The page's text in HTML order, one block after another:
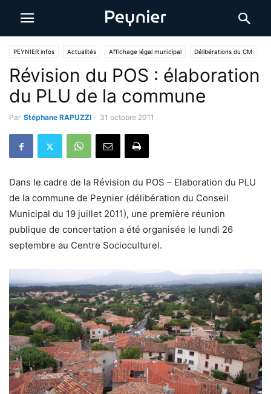
PEYNIER infos Actualités Affichage légal municipal Délibérations du CM
Révision du POS : élaboration
du PLU de la commune
Par Stéphane RAPUZZI - 31 octobre 2011
Dans le cadre de la Révision du POS – Elaboration du PLU
de la commune de Peynier (délibération du Conseil
Municipal du 19 juillet 2011), une première réunion
publique de concertation a été organisée le lundi 26
septembre au Centre Socioculturel.